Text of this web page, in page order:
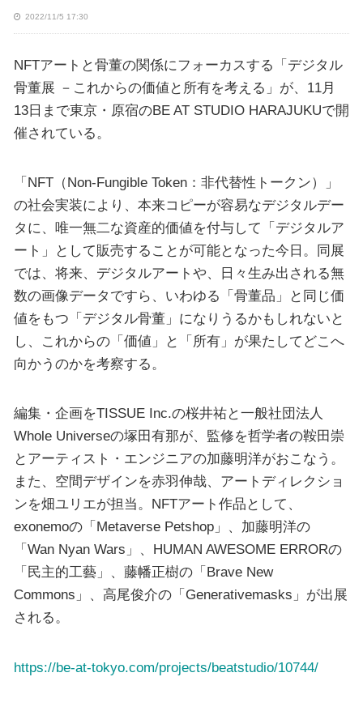
2022/11/5 17:30
NFTアートと骨董の関係にフォーカスする「デジタル
骨董展 －これからの価値と所有を考える」が、11月
13日まで東京・原宿のBE AT STUDIO HARAJUKUで開
催されている。
「NFT（Non-Fungible Token：非代替性トークン）」
の社会実装により、本来コピーが容易なデジタルデー
タに、唯一無二な資産的価値を付与して「デジタルア
ート」として販売することが可能となった今日。同展
では、将来、デジタルアートや、日々生み出される無
数の画像データですら、いわゆる「骨董品」と同じ価
値をもつ「デジタル骨董」になりうるかもしれないと
し、これからの「価値」と「所有」が果たしてどこへ
向かうのかを考察する。
編集・企画をTISSUE Inc.の桜井祐と一般社団法人
Whole Universeの塚田有那が、監修を哲学者の鞍田崇
とアーティスト・エンジニアの加藤明洋がおこなう。
また、空間デザインを赤羽伸哉、アートディレクショ
ンを畑ユリエが担当。NFTアート作品として、
exonemoの「Metaverse Petshop」、加藤明洋の
「Wan Nyan Wars」、HUMAN AWESOME ERRORの
「民主的工藝」、藤幡正樹の「Brave New
Commons」、高尾俊介の「Generativemasks」が出展
される。
https://be-at-tokyo.com/projects/beatstudio/10744/